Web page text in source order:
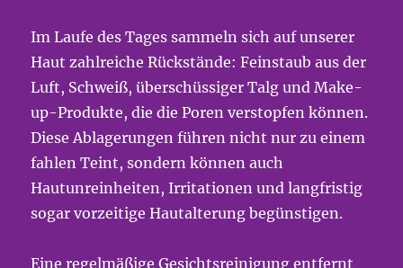
Im Laufe des Tages sammeln sich auf unserer
Haut zahlreiche Rückstände: Feinstaub aus der
Luft, Schweiß, überschüssiger Talg und Make-
up-Produkte, die die Poren verstopfen können.
Diese Ablagerungen führen nicht nur zu einem
fahlen Teint, sondern können auch
Hautunreinheiten, Irritationen und langfristig
sogar vorzeitige Hautalterung begünstigen.
Eine regelmäßige Gesichtsreinigung entfernt